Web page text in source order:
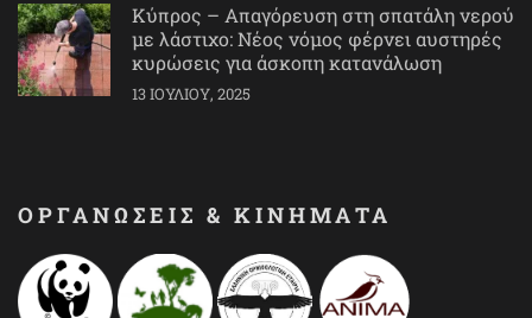
Κύπρος – Απαγόρευση στη σπατάλη νερού
με λάστιχο: Νέος νόμος φέρνει αυστηρές
κυρώσεις για άσκοπη κατανάλωση
13 ΙΟΥΛΊΟΥ, 2025
ΟΡΓΑΝΩΣΕΙΣ & ΚΙΝΗΜΑΤΑ